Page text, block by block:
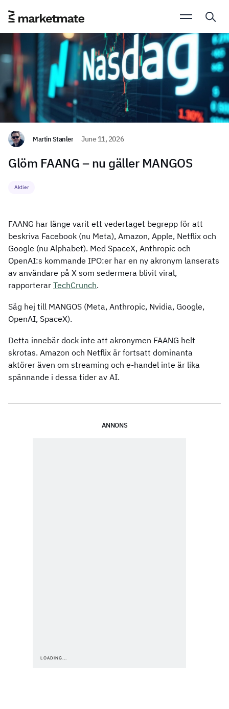
Martin Stanler June 11, 2026
Glöm FAANG – nu gäller MANGOS
Aktier
FAANG har länge varit ett vedertaget begrepp för att
beskriva Facebook (nu Meta), Amazon, Apple, Netflix och
Google (nu Alphabet). Med SpaceX, Anthropic och
OpenAI:s kommande IPO:er har en ny akronym lanserats
av användare på X som sedermera blivit viral,
rapporterar TechCrunch.
Säg hej till MANGOS (Meta, Anthropic, Nvidia, Google,
OpenAI, SpaceX).
Detta innebär dock inte att akronymen FAANG helt
skrotas. Amazon och Netflix är fortsatt dominanta
aktörer även om streaming och e-handel inte är lika
spännande i dessa tider av AI.
ANNONS